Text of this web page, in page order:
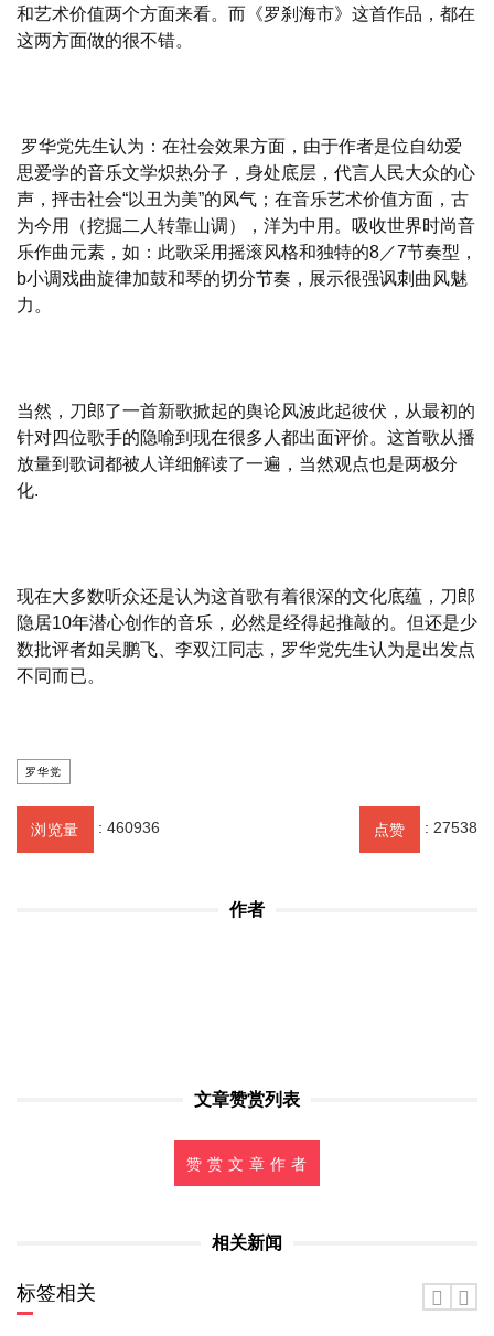
和艺术价值两个方面来看。而《罗刹海市》这首作品，都在
这两方面做的很不错。
罗华党先生认为：在社会效果方面，由于作者是位自幼爱
思爱学的音乐文学炽热分子，身处底层，代言人民大众的心
声，抨击社会“以丑为美”的风气；在音乐艺术价值方面，古
为今用（挖掘二人转靠山调），洋为中用。吸收世界时尚音
乐作曲元素，如：此歌采用摇滚风格和独特的8／7节奏型，
b小调戏曲旋律加鼓和琴的切分节奏，展示很强讽刺曲风魅
力。
当然，刀郎了一首新歌掀起的舆论风波此起彼伏，从最初的
针对四位歌手的隐喻到现在很多人都出面评价。这首歌从播
放量到歌词都被人详细解读了一遍，当然观点也是两极分
化.
现在大多数听众还是认为这首歌有着很深的文化底蕴，刀郎
隐居10年潜心创作的音乐，必然是经得起推敲的。但还是少
数批评者如吴鹏飞、李双江同志，罗华党先生认为是出发点
不同而已。
罗华党
浏览量 : 460936 点赞 : 27538
作者
文章赞赏列表
赞 赏 文 章 作 者
相关新闻
标签相关